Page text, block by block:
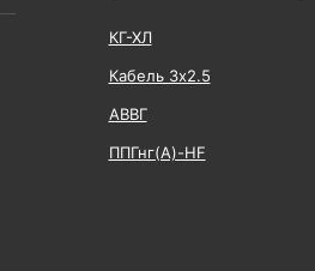
КГ-ХЛ
Кабель 3x2.5
АВВГ
ППГнг(А)-HF